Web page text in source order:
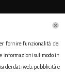
fornire funzionalità dei
informazioni sul modo in
dei dati web, pubblicità e